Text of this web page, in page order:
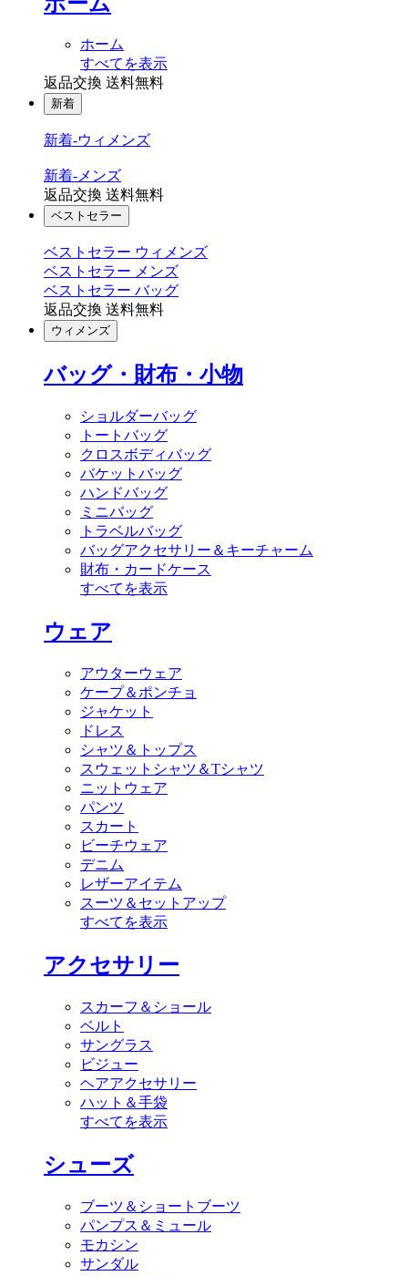
ホーム
すべてを表示
返品交換 送料無料
新着
新着-ウィメンズ
新着-メンズ
返品交換 送料無料
ベストセラー
ベストセラー ウィメンズ
ベストセラー メンズ
ベストセラー バッグ
返品交換 送料無料
ウィメンズ
バッグ・財布・小物
ショルダーバッグ
トートバッグ
クロスボディバッグ
バケットバッグ
ハンドバッグ
ミニバッグ
トラベルバッグ
バッグアクセサリー＆キーチャーム
財布・カードケース
すべてを表示
ウェア
アウターウェア
ケープ＆ポンチョ
ジャケット
ドレス
シャツ＆トップス
スウェットシャツ＆Tシャツ
ニットウェア
パンツ
スカート
ビーチウェア
デニム
レザーアイテム
スーツ＆セットアップ
すべてを表示
アクセサリー
スカーフ＆ショール
ベルト
サングラス
ビジュー
ヘアアクセサリー
ハット＆手袋
すべてを表示
シューズ
ブーツ＆ショートブーツ
パンプス＆ミュール
モカシン
サンダル